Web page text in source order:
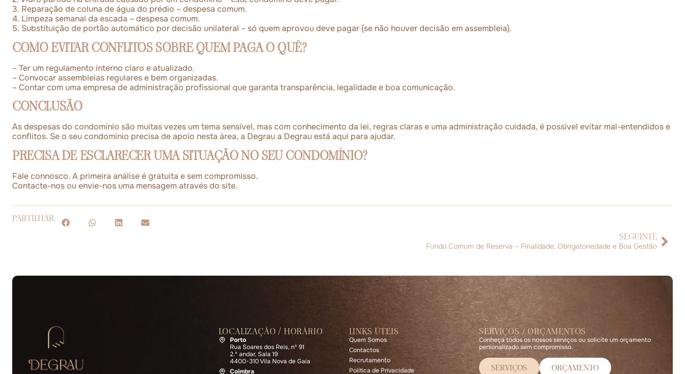
3. Reparação de coluna de água do prédio – despesa comum.
4. Limpeza semanal da escada – despesa comum.
5. Substituição de portão automático por decisão unilateral – só quem aprovou deve pagar (se não houver decisão em assembleia).
COMO EVITAR CONFLITOS SOBRE QUEM PAGA O QUÊ?
– Ter um regulamento interno claro e atualizado.
– Convocar assembleias regulares e bem organizadas.
– Contar com uma empresa de administração profissional que garanta transparência, legalidade e boa comunicação.
CONCLUSÃO
As despesas do condomínio são muitas vezes um tema sensível, mas com conhecimento da lei, regras claras e uma administração cuidada, é possível evitar mal-entendidos e
conflitos. Se o seu condomínio precisa de apoio nesta área, a Degrau a Degrau está aqui para ajudar.
PRECISA DE ESCLARECER UMA SITUAÇÃO NO SEU CONDOMÍNIO?
Fale connosco. A primeira análise é gratuita e sem compromisso.
Contacte-nos ou envie-nos uma mensagem através do site.
PARTILHAR:
SEGUINTE
Fundo Comum de Reserva – Finalidade, Obrigatoriedade e Boa Gestão
LOCALIZAÇÃO / HORÁRIO
Porto
Rua Soares dos Reis, nº 91
2.º andar, Sala 19
4400-310 Vila Nova de Gaia
Coimbra
LINKS ÚTEIS
Quem Somos
Contactos
Recrutamento
Política de Privacidade
SERVIÇOS / ORÇAMENTOS
Conheça todos os nossos serviços ou solicite um orçamento
personalizado sem compromisso.
SERVIÇOS ORÇAMENTO